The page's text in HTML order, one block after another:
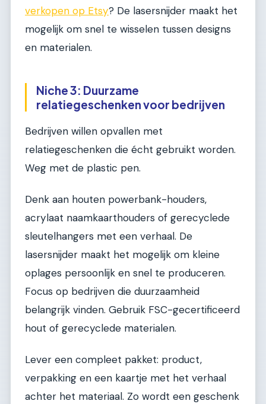
verkopen op Etsy? De lasersnijder maakt het
mogelijk om snel te wisselen tussen designs
en materialen.
Niche 3: Duurzame
relatiegeschenken voor bedrijven
Bedrijven willen opvallen met
relatiegeschenken die écht gebruikt worden.
Weg met de plastic pen.
Denk aan houten powerbank-houders,
acrylaat naamkaarthouders of gerecyclede
sleutelhangers met een verhaal. De
lasersnijder maakt het mogelijk om kleine
oplages persoonlijk en snel te produceren.
Focus op bedrijven die duurzaamheid
belangrijk vinden. Gebruik FSC-gecertificeerd
hout of gerecyclede materialen.
Lever een compleet pakket: product,
verpakking en een kaartje met het verhaal
achter het materiaal. Zo wordt een geschenk